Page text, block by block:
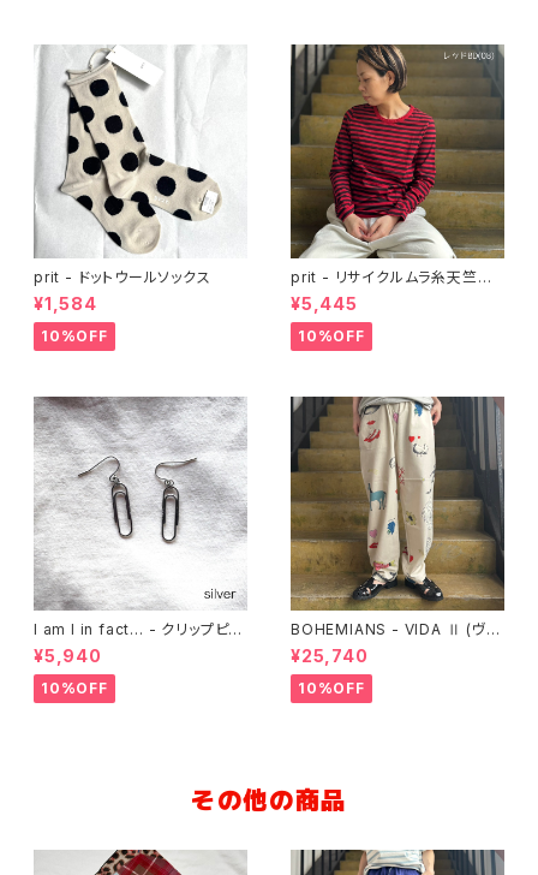
prit - ドットウールソックス
¥1,584
10%OFF
prit - リサイクルムラ糸天竺
ボーダークルーネック長袖Tシ
ャツ
¥5,445
10%OFF
I am I in fact… - クリップピア
ス
¥5,940
10%OFF
BOHEMIANS - VIDA Ⅱ (ヴィ
ーダ2) ルーズパンツ
¥25,740
10%OFF
その他の商品